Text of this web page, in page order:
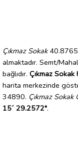
Çıkmaz Sokak
almaktadır. Semt/
bağlıdır. Çıkmaz Sokak
harita merkezinde
34890. Çıkmaz Sokak
15´ 29.2572".